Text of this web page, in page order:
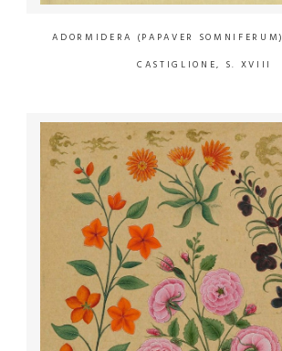
ADORMIDERA (PAPAVER SOMNIFERUM)
CASTIGLIONE, S. XVIII